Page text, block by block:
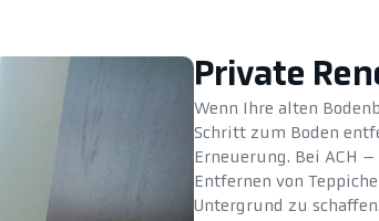
Private
Wenn Ihre alten
Schritt zum Boden
Erneuerung. Bei ACH
Entfernen von
Untergrund zu